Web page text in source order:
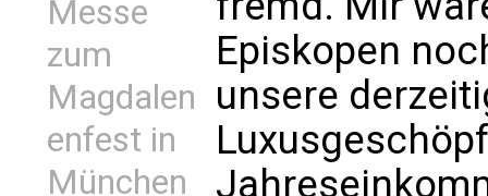
Messe
zum
Magdalen
enfest in
München
Episkopen
unsere